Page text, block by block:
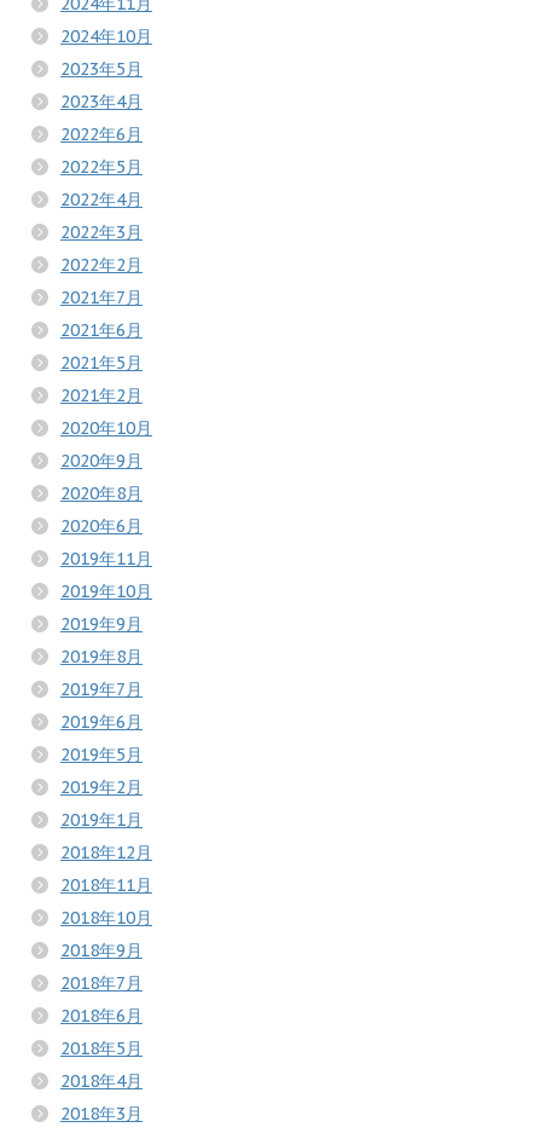
2024年10月
2023年5月
2023年4月
2022年6月
2022年5月
2022年4月
2022年3月
2022年2月
2021年7月
2021年6月
2021年5月
2021年2月
2020年10月
2020年9月
2020年8月
2020年6月
2019年11月
2019年10月
2019年9月
2019年8月
2019年7月
2019年6月
2019年5月
2019年2月
2019年1月
2018年12月
2018年11月
2018年10月
2018年9月
2018年7月
2018年6月
2018年5月
2018年4月
2018年3月